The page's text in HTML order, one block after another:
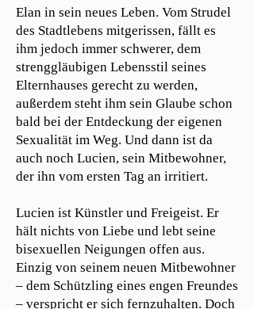
Elan in sein neues Leben. Vom Strudel
des Stadtlebens mitgerissen, fällt es
ihm jedoch immer schwerer, dem
strenggläubigen Lebensstil seines
Elternhauses gerecht zu werden,
außerdem steht ihm sein Glaube schon
bald bei der Entdeckung der eigenen
Sexualität im Weg. Und dann ist da
auch noch Lucien, sein Mitbewohner,
der ihn vom ersten Tag an irritiert.
Lucien ist Künstler und Freigeist. Er
hält nichts von Liebe und lebt seine
bisexuellen Neigungen offen aus.
Einzig von seinem neuen Mitbewohner
– dem Schützling eines engen Freundes
– verspricht er sich fernzuhalten. Doch